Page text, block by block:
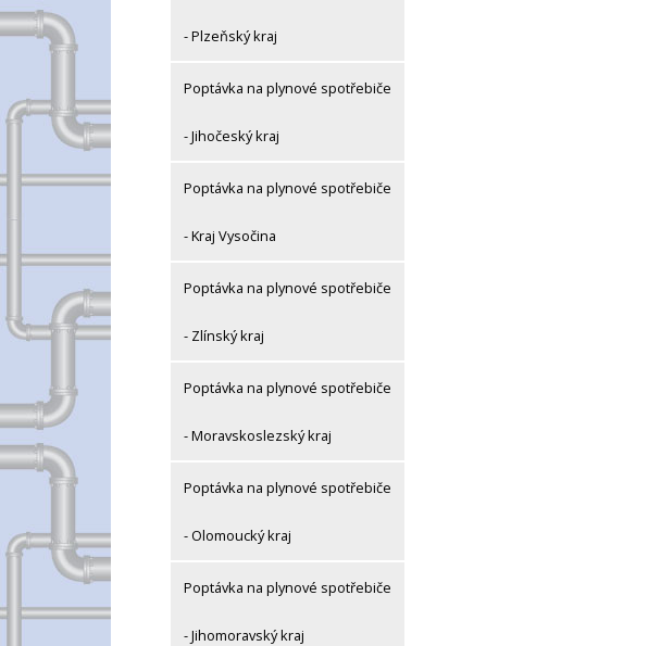
- Plzeňský kraj
Poptávka na plynové spotřebiče
- Jihočeský kraj
Poptávka na plynové spotřebiče
- Kraj Vysočina
Poptávka na plynové spotřebiče
- Zlínský kraj
Poptávka na plynové spotřebiče
- Moravskoslezský kraj
Poptávka na plynové spotřebiče
- Olomoucký kraj
Poptávka na plynové spotřebiče
- Jihomoravský kraj